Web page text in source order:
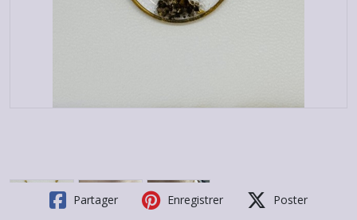
Partager Enregistrer Poster